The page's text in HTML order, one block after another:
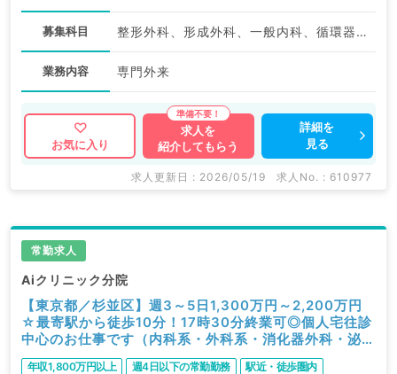
募集科目 整形外科、形成外科、一般内科、循環器内科、呼吸器内科、内分泌・代謝内科、外科系全般、一般外科、科目不問
業務内容 専門外来
お気に入り
求人を
紹介してもらう
詳細を
見る
求人更新日 : 2026/05/19 求人No. : 610977
常勤求人
Aiクリニック分院
【東京都／杉並区】週3～5日1,300万円～2,200万円
☆最寄駅から徒歩10分！17時30分終業可◎個人宅往診
中心のお仕事です（内科系・外科系・消化器外科・泌尿
器科／常勤）
年収1,800万円以上 週4日以下の常勤勤務 駅近・徒歩圏内